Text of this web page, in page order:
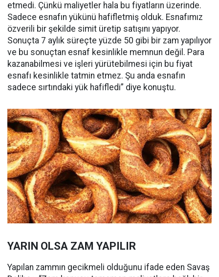
etmedi. Çünkü maliyetler hala bu fiyatların üzerinde.
Sadece esnafın yükünü hafifletmiş olduk. Esnafımız
özverili bir şekilde simit üretip satışını yapıyor.
Sonuçta 7 aylık süreçte yüzde 50 gibi bir zam yapılıyor
ve bu sonuçtan esnaf kesinlikle memnun değil. Para
kazanabilmesi ve işleri yürütebilmesi için bu fiyat
esnafı kesinlikle tatmin etmez. Şu anda esnafın
sadece sırtındaki yük hafifledi” diye konuştu.
YARIN OLSA ZAM YAPILIR
Yapılan zammın gecikmeli olduğunu ifade eden Savaş